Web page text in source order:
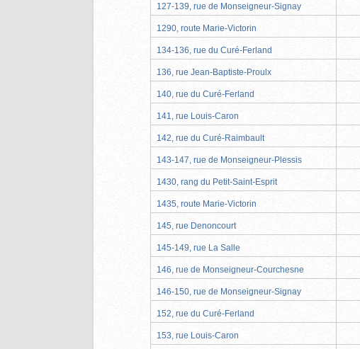
127-139, rue de Monseigneur-Signay
1290, route Marie-Victorin
134-136, rue du Curé-Ferland
136, rue Jean-Baptiste-Proulx
140, rue du Curé-Ferland
141, rue Louis-Caron
142, rue du Curé-Raimbault
143-147, rue de Monseigneur-Plessis
1430, rang du Petit-Saint-Esprit
1435, route Marie-Victorin
145, rue Denoncourt
145-149, rue La Salle
146, rue de Monseigneur-Courchesne
146-150, rue de Monseigneur-Signay
152, rue du Curé-Ferland
153, rue Louis-Caron